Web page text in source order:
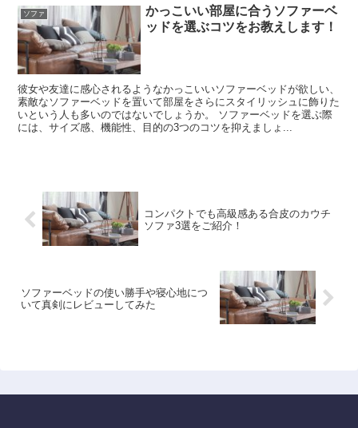
ソファ
かっこいい部屋に合うソファーベ
ッドを選ぶコツをお教えします！
彼女や友達に感心されるようなかっこいいソファーベッドが欲しい、
素敵なソファーベッドを置いて部屋をさらにスタイリッシュに飾りた
いという人も多いのではないでしょうか。 ソファーベッドを選ぶ際
には、サイズ感、機能性、目的の3つのコツを抑えましょ...
コンパクトでも高級感ある合皮のカウチ
ソファ3選をご紹介！
ソファーベッドの使い勝手や寝心地につ
いて真剣にレビューしてみた